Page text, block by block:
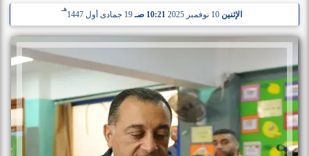
الإثنين 10:21 صـ 19 جمادى أول 1447
هـ